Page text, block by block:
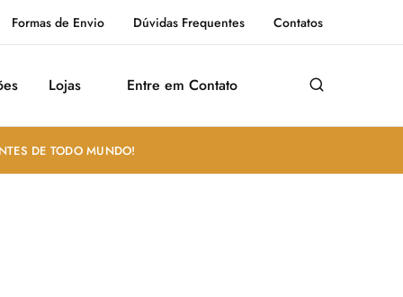
Formas de Envio Dúvidas Frequentes Contatos
Lojas Entre em Contato
DE TODO MUNDO!